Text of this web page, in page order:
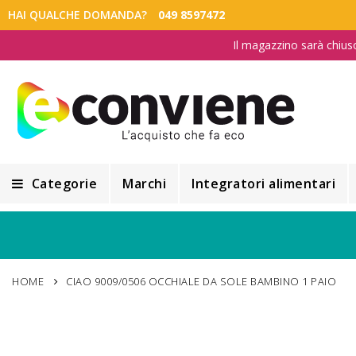
HAI QUALCHE DOMANDA? 049 8597472
Il magazzino sarà
Categorie
Alimentazione e Dietetica
Marchi Integratori alimentari
HOME CIAO 9009/0506 OCCHIALE DA SOLE BAMBINO 1 PAIO